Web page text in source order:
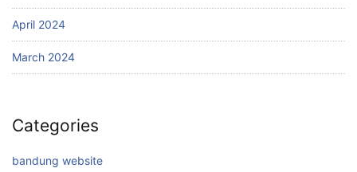
April 2024
March 2024
Categories
bandung website